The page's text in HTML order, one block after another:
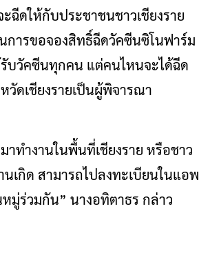
ดให้กับประชาชนชาวเชียงราย
การขอจองสิทธิ์ฉีดวัคซีนซิโนฟาร์ม
บวัคซีนทุกคน แต่คนไหนจะได้ฉีด
ดเชียงรายเป็นผู้พิจารณา
ทำงานในพื้นที่เชียงราย หรือชาว
เกิด สามารถไปลงทะเบียนในแอพ
มู่ร่วมกัน” นางอทิตาธร กล่าว